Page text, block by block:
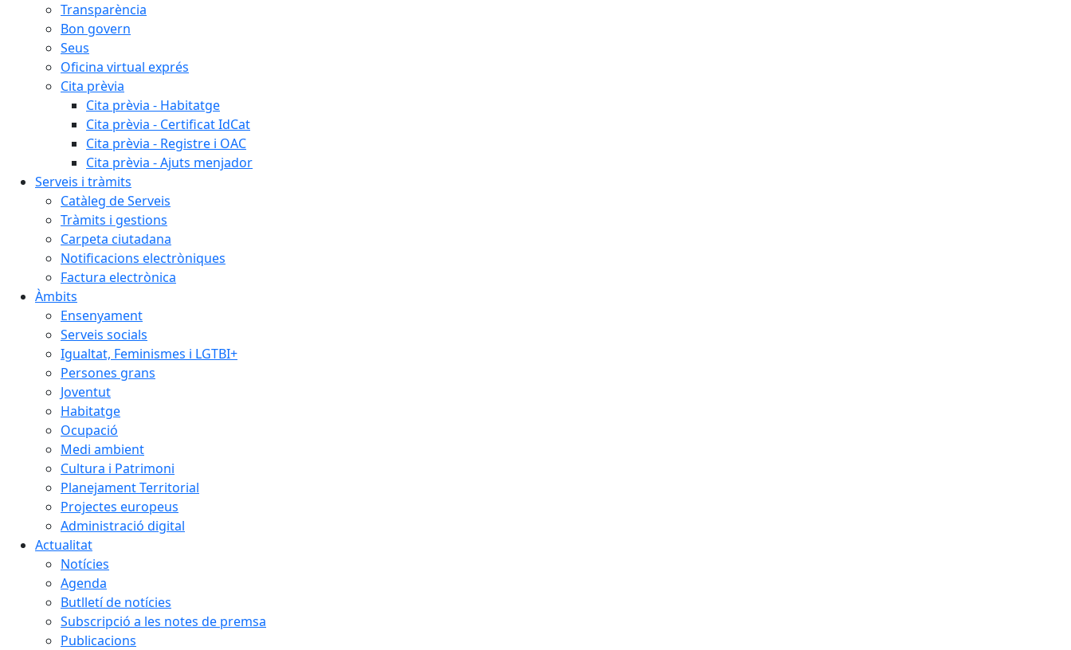
Transparència
Bon govern
Seus
Oficina virtual exprés
Cita prèvia
Cita prèvia - Habitatge
Cita prèvia - Certificat IdCat
Cita prèvia - Registre i OAC
Cita prèvia - Ajuts menjador
Serveis i tràmits
Catàleg de Serveis
Tràmits i gestions
Carpeta ciutadana
Notificacions electròniques
Factura electrònica
Àmbits
Ensenyament
Serveis socials
Igualtat, Feminismes i LGTBI+
Persones grans
Joventut
Habitatge
Ocupació
Medi ambient
Cultura i Patrimoni
Planejament Territorial
Projectes europeus
Administració digital
Actualitat
Notícies
Agenda
Butlletí de notícies
Subscripció a les notes de premsa
Publicacions